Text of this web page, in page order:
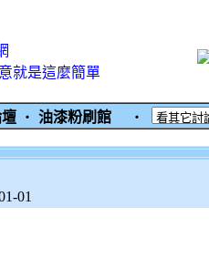
就是這麼簡單
‧ 油漆粉刷館 ‧
01